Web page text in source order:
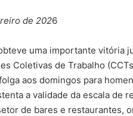
de 2026
uma importante vitória
Coletivas de Trabalho
aos domingos para
a validade da escala de
de bares e restaurantes,